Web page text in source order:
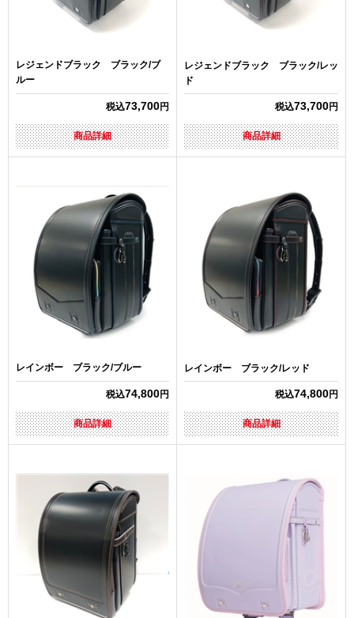
レジェンドブラック ブラック/ブ
ルー
税込73,700円
商品詳細
レジェンドブラック ブラック/レッ
ド
税込73,700円
商品詳細
レインボー ブラック/ブルー
税込74,800円
商品詳細
レインボー ブラック/レッド
税込74,800円
商品詳細